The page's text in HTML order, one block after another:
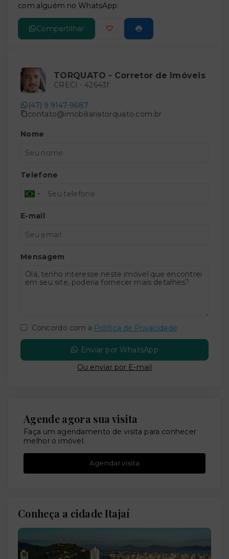
com alguém no WhatsApp:
Compartilhar
TORQUATO - Corretor de Imóveis
CRECI - 42643f
(47) 9 9147-9687
contato@imobiliariatorquato.com.br
Nome
Telefone
E-mail
Mensagem
Concordo com a Política de Privacidade
Enviar por WhatsApp
Ou enviar por E-mail
Agende agora sua visita
Faça um agendamento de visita para conhecer
melhor o imóvel.
Agendar visita
Conheça a cidade Itajaí